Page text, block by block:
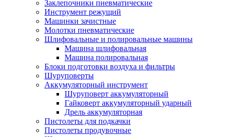
Заклепочники пневматические
Инструмент режущий
Машинки зачистные
Молотки пневматические
Шлифовальные и полировальные машины
Машина шлифовальная
Машина полировальная
Блоки подготовки воздуха и фильтры
Шуруповерты
Аккумуляторный инструмент
Шуруповерт аккумуляторный
Гайковерт аккумуляторный ударный
Дрель аккумуляторная
Пистолеты для подкачки
Пистолеты продувочные